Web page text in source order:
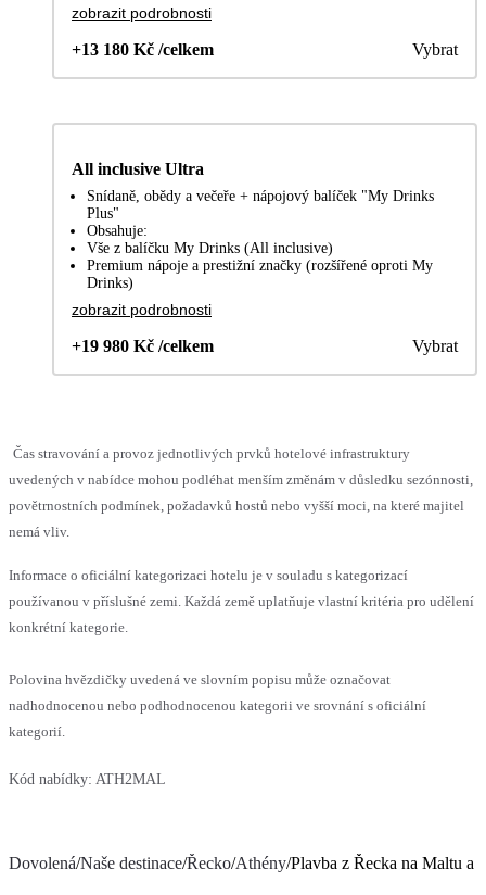
zobrazit podrobnosti
+13 180 Kč /celkem Vybrat
All inclusive Ultra
Snídaně, obědy a večeře + nápojový balíček "My Drinks
Plus"
Obsahuje:
Vše z balíčku My Drinks (All inclusive)
Premium nápoje a prestižní značky (rozšířené oproti My
Drinks)
zobrazit podrobnosti
+19 980 Kč /celkem Vybrat
Čas stravování a provoz jednotlivých prvků hotelové infrastruktury
uvedených v nabídce mohou podléhat menším změnám v důsledku sezónnosti,
povětrnostních podmínek, požadavků hostů nebo vyšší moci, na které majitel
nemá vliv.
Informace o oficiální kategorizaci hotelu je v souladu s kategorizací
používanou v příslušné zemi. Každá země uplatňuje vlastní kritéria pro udělení
konkrétní kategorie.
Polovina hvězdičky uvedená ve slovním popisu může označovat
nadhodnocenou nebo podhodnocenou kategorii ve srovnání s oficiální
kategorií.
Kód nabídky: ATH2MAL
Dovolená/Naše destinace/Řecko/Athény/Plavba z Řecka na Maltu a